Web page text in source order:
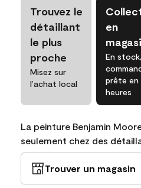
Trouvez le
détaillant
le plus
proche
Misez sur
l’achat local
en
En stock,
prête en
heures
La peinture Benjamin
seulement chez des
Trouver un magasin